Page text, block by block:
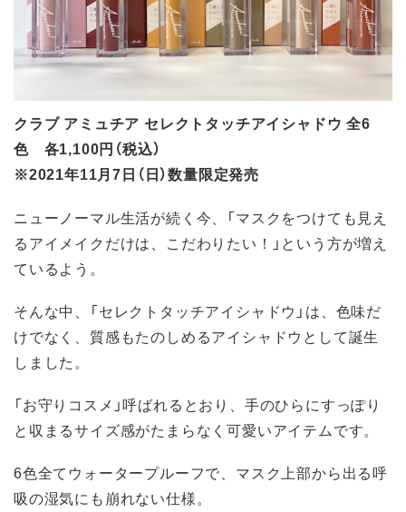
クラブ アミュチア セレクトタッチアイシャドウ 全6
色 各1,100円（税込）
※2021年11月7日（日）数量限定発売
ニューノーマル生活が続く今、「マスクをつけても見え
るアイメイクだけは、こだわりたい！」という方が増え
ているよう。
そんな中、「セレクトタッチアイシャドウ」は、色味だ
けでなく、質感もたのしめるアイシャドウとして誕生
しました。
「お守りコスメ」呼ばれるとおり、手のひらにすっぽり
と収まるサイズ感がたまらなく可愛いアイテムです。
6色全てウォータープルーフで、マスク上部から出る呼
吸の湿気にも崩れない仕様。